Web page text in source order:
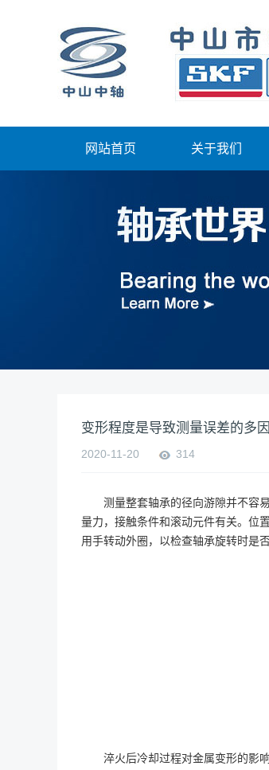
网站首页 关于我们
联系我们
招聘信息
English edition
荣誉资质
变形程度是导致测量误差的多
2020-11-20 314
测量整套轴承的径向游隙并不容
量力，接触条件和滚动元件有关。位
用手转动外圈，以检查轴承旋转时是
淬火后冷却过程对金属变形的影